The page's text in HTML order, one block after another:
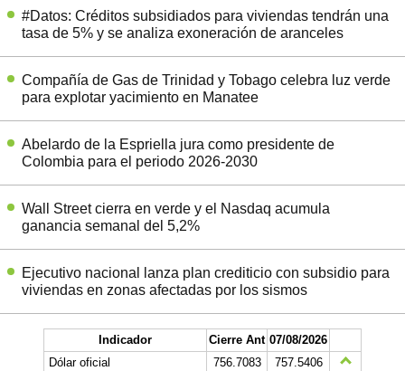
#Datos: Créditos subsidiados para viviendas tendrán una
tasa de 5% y se analiza exoneración de aranceles
Compañía de Gas de Trinidad y Tobago celebra luz verde
para explotar yacimiento en Manatee
Abelardo de la Espriella jura como presidente de
Colombia para el periodo 2026-2030
Wall Street cierra en verde y el Nasdaq acumula
ganancia semanal del 5,2%
Ejecutivo nacional lanza plan crediticio con subsidio para
viviendas en zonas afectadas por los sismos
Indicador Cierre Ant 07/08/2026
Dólar oficial
756.7083
757.5406